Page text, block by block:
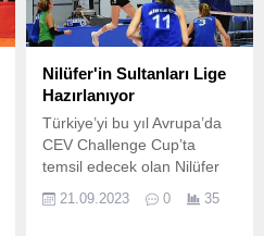
Nilüfer'in Sultanları Lige
Hazırlanıyor
Türkiye’yi bu yıl Avrupa’da
CEV Challenge Cup’ta
temsil edecek olan Nilüfer
Voleybol Takımı, yeni sezon
21.09.2023 0 35